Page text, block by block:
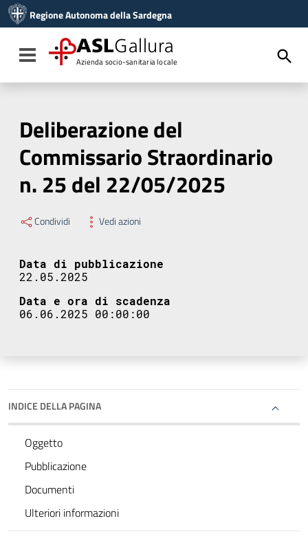
Vai al menu di navigazione
Vai al footer
Regione Autonoma della Sardegna
Toggle navigation
ASLGallura
Azienda socio-sanitaria locale
Deliberazione del
Commissario Straordinario
n. 25 del 22/05/2025
Condividi Vedi azioni
Data di pubblicazione
22.05.2025
Data e ora di scadenza
06.06.2025 00:00:00
INDICE DELLA PAGINA
Oggetto
Pubblicazione
Documenti
Ulteriori informazioni